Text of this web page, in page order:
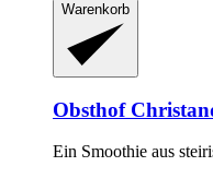
Warenkorb
Obsthof
Ein Smoothie aus